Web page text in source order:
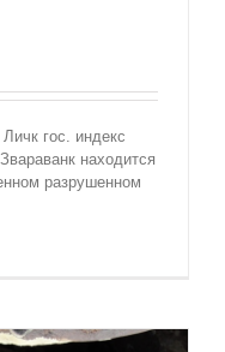
гос. индекс
находится
разрушенном